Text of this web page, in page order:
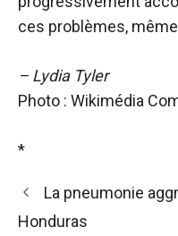
ces problèmes,
– Lydia Tyler
Photo : Wikimédia
*
La pneumonie
Honduras